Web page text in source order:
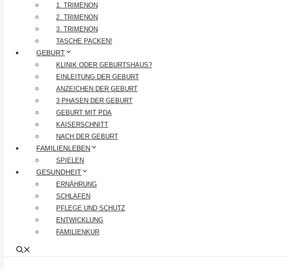
1. TRIMENON
2. TRIMENON
3. TRIMENON
TASCHE PACKEN!
GEBURT
KLINIK ODER GEBURTSHAUS?
EINLEITUNG DER GEBURT
ANZEICHEN DER GEBURT
3 PHASEN DER GEBURT
GEBURT MIT PDA
KAISERSCHNITT
NACH DER GEBURT
FAMILIENLEBEN
SPIELEN
GESUNDHEIT
ERNÄHRUNG
SCHLAFEN
PFLEGE UND SCHUTZ
ENTWICKLUNG
FAMILIENKUR